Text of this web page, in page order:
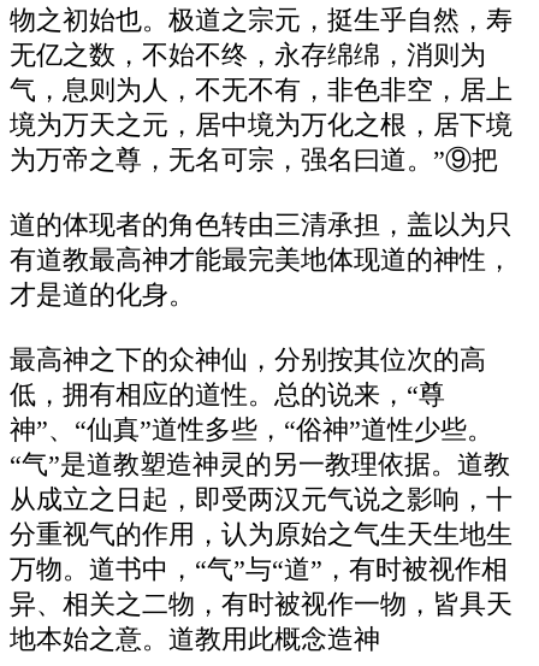
物之初始也。极道之宗元，挺生乎自然，寿
无亿之数，不始不终，永存绵绵，消则为
气，息则为人，不无不有，非色非空，居上
境为万天之元，居中境为万化之根，居下境
为万帝之尊，无名可宗，强名曰道。”⑨把
道的体现者的角色转由三清承担，盖以为只
有道教最高神才能最完美地体现道的神性，
才是道的化身。
最高神之下的众神仙，分别按其位次的高
低，拥有相应的道性。总的说来，“尊
神”、“仙真”道性多些，“俗神”道性少些。
“气”是道教塑造神灵的另一教理依据。道教
从成立之日起，即受两汉元气说之影响，十
分重视气的作用，认为原始之气生天生地生
万物。道书中，“气”与“道”，有时被视作相
异、相关之二物，有时被视作一物，皆具天
地本始之意。道教用此概念造神